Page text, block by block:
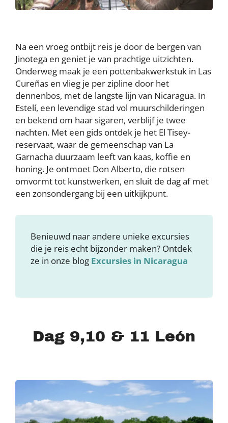
Na een vroeg ontbijt reis je door de bergen van
Jinotega en geniet je van prachtige uitzichten.
Onderweg maak je een pottenbakwerkstuk in Las
Cureñas en vlieg je per zipline door het
dennenbos, met de langste lijn van Nicaragua. In
Estelí, een levendige stad vol muurschilderingen
en bekend om haar sigaren, verblijf je twee
nachten. Met een gids ontdek je het El Tisey-
reservaat, waar de gemeenschap van La
Garnacha duurzaam leeft van kaas, koffie en
honing. Je ontmoet Don Alberto, die rotsen
omvormt tot kunstwerken, en sluit de dag af met
een zonsondergang bij een uitkijkpunt.
Benieuwd naar andere unieke excursies
die je reis echt bijzonder maken? Ontdek
ze in onze blog Excursies in Nicaragua
Dag 9,10 & 11 León